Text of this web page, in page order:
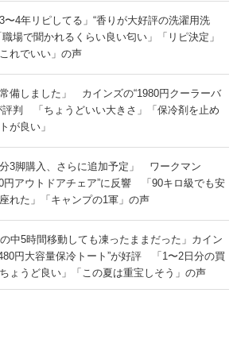
3〜4年リピしてる」“香りが大好評の洗濯用洗
職場で聞かれるくらい良い匂い」「リピ決定」
これでいい」の声
常備しました」 カインズの“1980円クーラーバ
評判 「ちょうどいい大きさ」「保冷剤を止め
が良い」
分3脚購入、さらに追加予定」 ワークマン
円アウトドアチェア”に反響 「90キロ級でも安
れた」「キャンプの1軍」の声
の中5時間移動しても凍ったままだった」カイン
円大容量保冷トート”が好評 「1〜2日分の買
ょうど良い」「この夏は重宝しそう」の声